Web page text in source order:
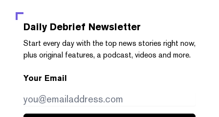
Daily Debrief Newsletter
Start every day with the top news stories right now,
plus original features, a podcast, videos and more.
Your Email